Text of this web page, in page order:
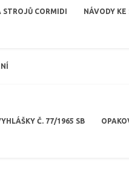
STROJŮ CORMIDI NÁVODY KE
Č. 77/1965 SB